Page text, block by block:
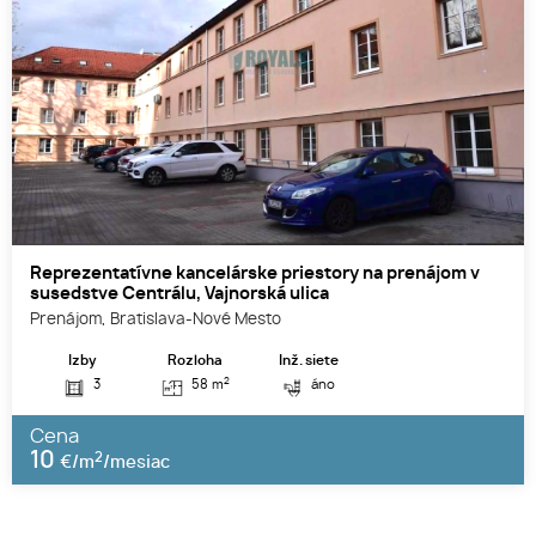
Reprezentatívne kancelárske priestory na prenájom v
susedstve Centrálu, Vajnorská ulica
Prenájom, Bratislava-Nové Mesto
Izby
3
Rozloha
58 m2
Inž. siete
áno
Cena
10 €/m2/mesiac